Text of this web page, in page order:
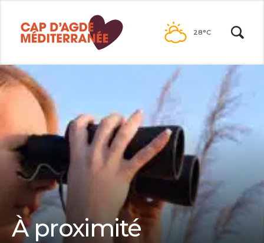
contenu
28°C
À proximité